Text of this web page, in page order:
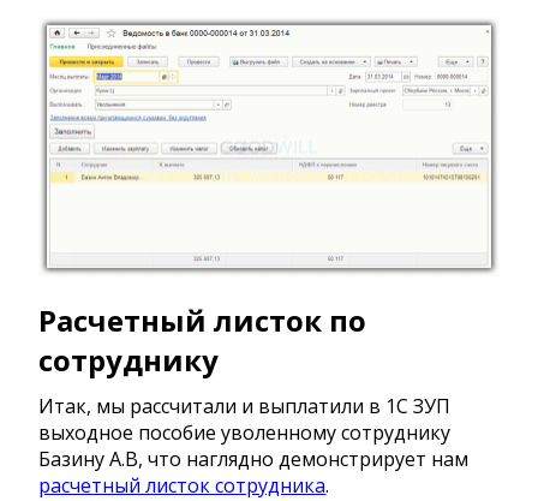
Расчетный листок по
сотруднику
Итак, мы рассчитали и выплатили в 1С ЗУП
выходное пособие уволенному сотруднику
Базину А.В, что наглядно демонстрирует нам
расчетный листок сотрудника.